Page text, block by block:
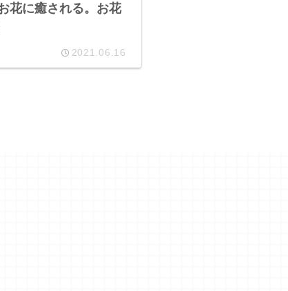
花に癒される。お花
2021.06.16